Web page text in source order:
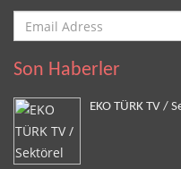
Son Haberler
EKO TÜRK TV /